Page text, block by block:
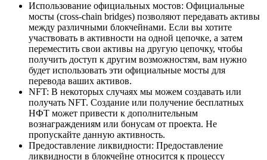
Использование официальных мостов: Официальные
мосты (cross-chain bridges) позволяют передавать активы
между различными блокчейнами. Если вы хотите
участвовать в активности на одной цепочке, а затем
переместить свои активы на другую цепочку, чтобы
получить доступ к другим возможностям, вам нужно
будет использовать эти официальные мосты для
перевода ваших активов.
NFT: В некоторых случаях мы можем создавать или
получать NFT. Cоздание или получение бесплатных
НФТ может привести к дополнительным
вознаграждениям или бонусам от проекта. Не
пропускайте данную активность.
Предоставление ликвидности: Предоставление
ликвидности в блокчейне относится к процессу